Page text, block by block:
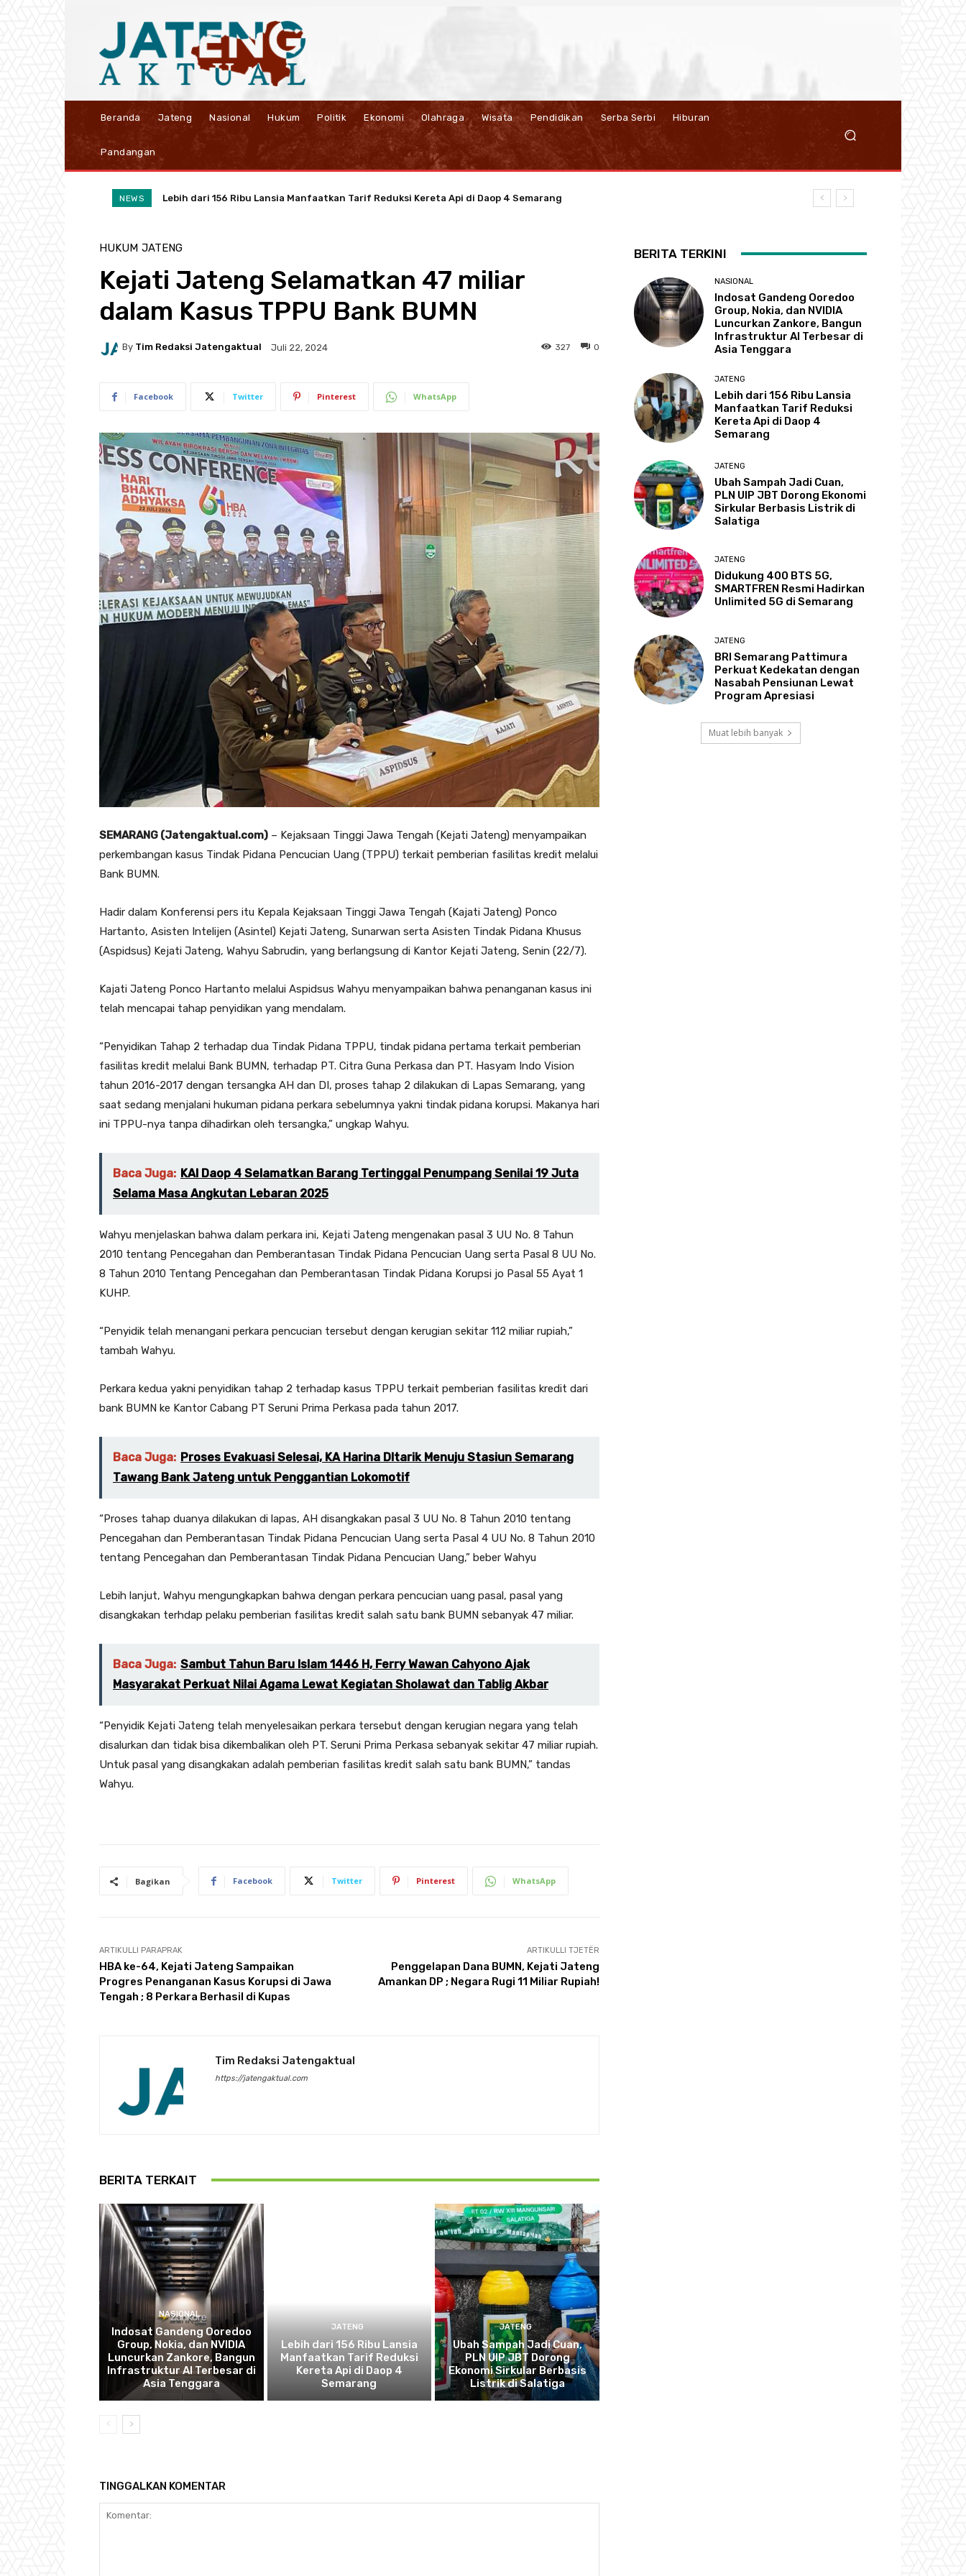
Beranda Jateng Nasional Hukum Politik Ekonomi Olahraga Wisata Pendidikan Serba Serbi Hiburan
Pandangan
NEWS Lebih dari 156 Ribu Lansia Manfaatkan Tarif Reduksi Kereta Api di Daop 4 Semarang
Ubah Sampah Jadi Cuan, PLN UIP JBT Dorong Ekonomi Sirkular Berbasis Listrik di Salatiga
HUKUM JATENG
Kejati Jateng Selamatkan 47 miliar
dalam Kasus TPPU Bank BUMN
By Tim Redaksi Jatengaktual Juli 22, 2024 0
327
Facebook Twitter Pinterest WhatsApp
SEMARANG (Jatengaktual.com) – Kejaksaan Tinggi Jawa Tengah (Kejati Jateng) menyampaikan
perkembangan kasus Tindak Pidana Pencucian Uang (TPPU) terkait pemberian fasilitas kredit melalui
Bank BUMN.
Hadir dalam Konferensi pers itu Kepala Kejaksaan Tinggi Jawa Tengah (Kajati Jateng) Ponco
Hartanto, Asisten Intelijen (Asintel) Kejati Jateng, Sunarwan serta Asisten Tindak Pidana Khusus
(Aspidsus) Kejati Jateng, Wahyu Sabrudin, yang berlangsung di Kantor Kejati Jateng, Senin (22/7).
Kajati Jateng Ponco Hartanto melalui Aspidsus Wahyu menyampaikan bahwa penanganan kasus ini
telah mencapai tahap penyidikan yang mendalam.
“Penyidikan Tahap 2 terhadap dua Tindak Pidana TPPU, tindak pidana pertama terkait pemberian
fasilitas kredit melalui Bank BUMN, terhadap PT. Citra Guna Perkasa dan PT. Hasyam Indo Vision
tahun 2016-2017 dengan tersangka AH dan DI, proses tahap 2 dilakukan di Lapas Semarang, yang
saat sedang menjalani hukuman pidana perkara sebelumnya yakni tindak pidana korupsi. Makanya hari
ini TPPU-nya tanpa dihadirkan oleh tersangka,” ungkap Wahyu.
Baca Juga: KAI Daop 4 Selamatkan Barang Tertinggal Penumpang Senilai 19 Juta
Selama Masa Angkutan Lebaran 2025
Wahyu menjelaskan bahwa dalam perkara ini, Kejati Jateng mengenakan pasal 3 UU No. 8 Tahun
2010 tentang Pencegahan dan Pemberantasan Tindak Pidana Pencucian Uang serta Pasal 8 UU No.
8 Tahun 2010 Tentang Pencegahan dan Pemberantasan Tindak Pidana Korupsi jo Pasal 55 Ayat 1
KUHP.
“Penyidik telah menangani perkara pencucian tersebut dengan kerugian sekitar 112 miliar rupiah,”
tambah Wahyu.
Perkara kedua yakni penyidikan tahap 2 terhadap kasus TPPU terkait pemberian fasilitas kredit dari
bank BUMN ke Kantor Cabang PT Seruni Prima Perkasa pada tahun 2017.
Baca Juga: Proses Evakuasi Selesai, KA Harina DItarik Menuju Stasiun Semarang
Tawang Bank Jateng untuk Penggantian Lokomotif
“Proses tahap duanya dilakukan di lapas, AH disangkakan pasal 3 UU No. 8 Tahun 2010 tentang
Pencegahan dan Pemberantasan Tindak Pidana Pencucian Uang serta Pasal 4 UU No. 8 Tahun 2010
tentang Pencegahan dan Pemberantasan Tindak Pidana Pencucian Uang,” beber Wahyu
Lebih lanjut, Wahyu mengungkapkan bahwa dengan perkara pencucian uang pasal, pasal yang
disangkakan terhdap pelaku pemberian fasilitas kredit salah satu bank BUMN sebanyak 47 miliar.
Baca Juga: Sambut Tahun Baru Islam 1446 H, Ferry Wawan Cahyono Ajak
Masyarakat Perkuat Nilai Agama Lewat Kegiatan Sholawat dan Tablig Akbar
“Penyidik Kejati Jateng telah menyelesaikan perkara tersebut dengan kerugian negara yang telah
disalurkan dan tidak bisa dikembalikan oleh PT. Seruni Prima Perkasa sebanyak sekitar 47 miliar rupiah.
Untuk pasal yang disangkakan adalah pemberian fasilitas kredit salah satu bank BUMN,” tandas
Wahyu.
Bagikan Facebook Twitter Pinterest WhatsApp
ARTIKULLI PARAPRAK
HBA ke-64, Kejati Jateng Sampaikan
Progres Penanganan Kasus Korupsi di Jawa
Tengah ; 8 Perkara Berhasil di Kupas
ARTIKULLI TJETËR
Penggelapan Dana BUMN, Kejati Jateng
Amankan DP ; Negara Rugi 11 Miliar Rupiah!
Tim Redaksi Jatengaktual
https://jatengaktual.com
BERITA TERKAIT
NASIONAL
Indosat Gandeng Ooredoo
Group, Nokia, dan NVIDIA
Luncurkan Zankore, Bangun
Infrastruktur AI Terbesar di
Asia Tenggara
JATENG
Lebih dari 156 Ribu Lansia
Manfaatkan Tarif Reduksi
Kereta Api di Daop 4
Semarang
JATENG
Ubah Sampah Jadi Cuan,
PLN UIP JBT Dorong
Ekonomi Sirkular Berbasis
Listrik di Salatiga
TINGGALKAN KOMENTAR
BERITA TERKINI
NASIONAL
Indosat Gandeng Ooredoo
Group, Nokia, dan NVIDIA
Luncurkan Zankore, Bangun
Infrastruktur AI Terbesar di
Asia Tenggara
JATENG
Lebih dari 156 Ribu Lansia
Manfaatkan Tarif Reduksi
Kereta Api di Daop 4
Semarang
JATENG
Ubah Sampah Jadi Cuan,
PLN UIP JBT Dorong Ekonomi
Sirkular Berbasis Listrik di
Salatiga
JATENG
Didukung 400 BTS 5G,
SMARTFREN Resmi Hadirkan
Unlimited 5G di Semarang
JATENG
BRI Semarang Pattimura
Perkuat Kedekatan dengan
Nasabah Pensiunan Lewat
Program Apresiasi
Muat lebih banyak